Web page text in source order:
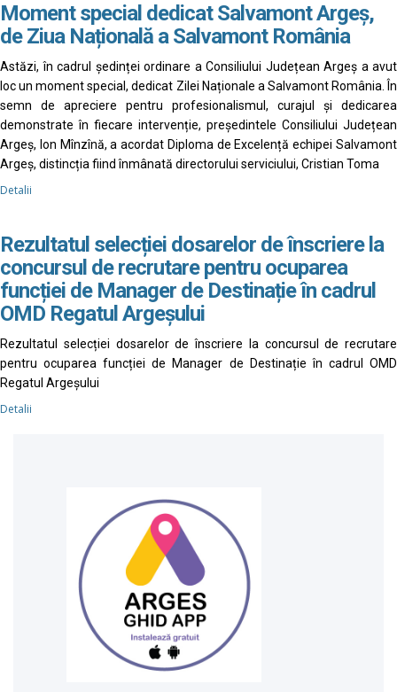
Moment special dedicat Salvamont Argeș,
de Ziua Națională a Salvamont România
Astăzi, în cadrul ședinței ordinare a Consiliului Județean Argeș a avut
loc un moment special, dedicat Zilei Naționale a Salvamont România. În
semn de apreciere pentru profesionalismul, curajul și dedicarea
demonstrate în fiecare intervenție, președintele Consiliului Județean
Argeș, Ion Mînzînă, a acordat Diploma de Excelență echipei Salvamont
Argeș, distincția fiind înmânată directorului serviciului, Cristian Toma
Detalii
Rezultatul selecției dosarelor de înscriere la
concursul de recrutare pentru ocuparea
funcției de Manager de Destinație în cadrul
OMD Regatul Argeșului
Rezultatul selecției dosarelor de înscriere la concursul de recrutare
pentru ocuparea funcției de Manager de Destinație în cadrul OMD
Regatul Argeșului
Detalii